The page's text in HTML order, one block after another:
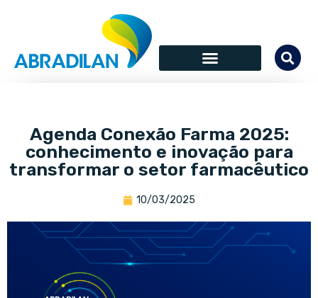
Agenda Conexão Farma 2025:
conhecimento e inovação para
transformar o setor farmacêutico
10/03/2025